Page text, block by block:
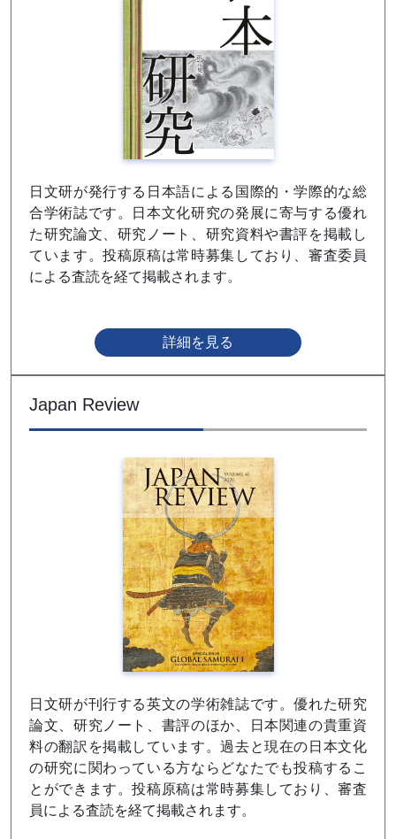
日文研が発行する日本語による国際的・学際的な総
合学術誌です。日本文化研究の発展に寄与する優れ
た研究論文、研究ノート、研究資料や書評を掲載し
ています。投稿原稿は常時募集しており、審査委員
による査読を経て掲載されます。
詳細を見る
Japan Review
日文研が刊行する英文の学術雑誌です。優れた研究
論文、研究ノート、書評のほか、日本関連の貴重資
料の翻訳を掲載しています。過去と現在の日本文化
の研究に関わっている方ならどなたでも投稿するこ
とができます。投稿原稿は常時募集しており、審査
員による査読を経て掲載されます。